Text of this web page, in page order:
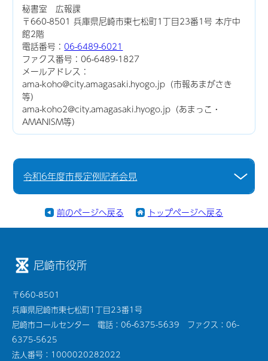
秘書室 広報課
〒660-8501 兵庫県尼崎市東七松町1丁目23番1号 本庁中
館2階
電話番号：06-6489-6021
ファクス番号：06-6489-1827
メールアドレス：
ama-koho@city.amagasaki.hyogo.jp（市報あまがさき
等）
ama-koho2@city.amagasaki.hyogo.jp（あまっこ・
AMANISM等）
令和6年度市長定例記者会見
前のページへ戻る トップページへ戻る
尼崎市役所
〒660-8501
兵庫県尼崎市東七松町1丁目23番1号
尼崎市コールセンター 電話：06-6375-5639 ファクス：06-
6375-5625
法人番号：1000020282022